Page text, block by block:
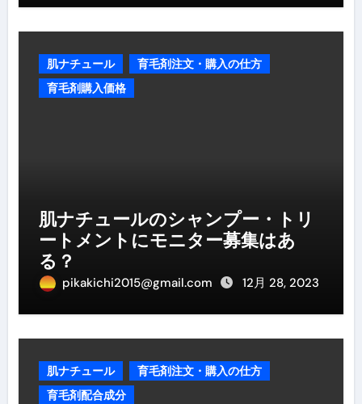
肌ナチュール
育毛剤注文・購入の仕方
育毛剤購入価格
肌ナチュールのシャンプー・トリ
ートメントにモニター募集はあ
る？
pikakichi2015@gmail.com 12月 28, 2023
肌ナチュール
育毛剤注文・購入の仕方
育毛剤配合成分